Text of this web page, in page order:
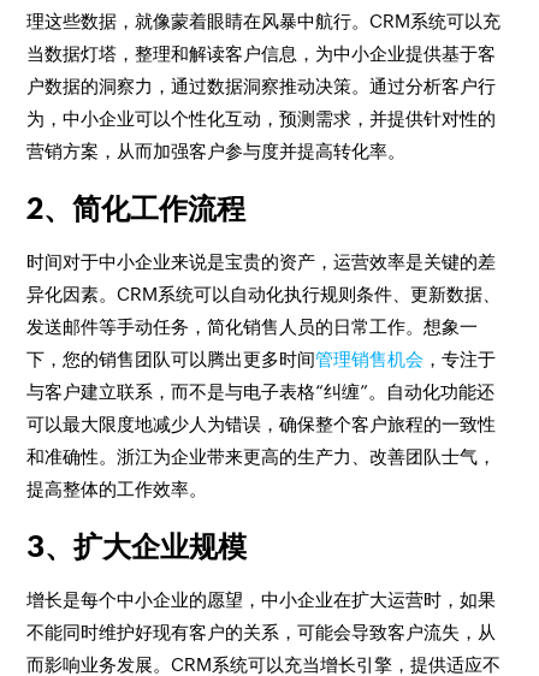
理这些数据，就像蒙着眼睛在风暴中航行。CRM系统可以充
当数据灯塔，整理和解读客户信息，为中小企业提供基于客
户数据的洞察力，通过数据洞察推动决策。通过分析客户行
为，中小企业可以个性化互动，预测需求，并提供针对性的
营销方案，从而加强客户参与度并提高转化率。
2、简化工作流程
时间对于中小企业来说是宝贵的资产，运营效率是关键的差
异化因素。CRM系统可以自动化执行规则条件、更新数据、
发送邮件等手动任务，简化销售人员的日常工作。想象一
下，您的销售团队可以腾出更多时间管理销售机会 ，专注于
与客户建立联系，而不是与电子表格“纠缠”。自动化功能还
可以最大限度地减少人为错误，确保整个客户旅程的一致性
和准确性。浙江为企业带来更高的生产力、改善团队士气，
提高整体的工作效率。
3、扩大企业规模
增长是每个中小企业的愿望，中小企业在扩大运营时，如果
不能同时维护好现有客户的关系，可能会导致客户流失，从
而影响业务发展。CRM系统可以充当增长引擎，提供适应不